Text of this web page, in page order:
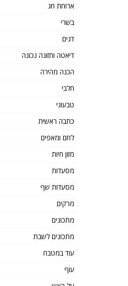
ארוחת חג
בשרי
דגים
דיאטה ותזונה נכונה
הכנה מהירה
חלבי
טבעוני
כתבה ראשית
לחם ומאפים
מזון חיות
מסעדות
מסעדות שף
מרקים
מתכונים
מתכונים לשבת
עוד במטבח
עוף